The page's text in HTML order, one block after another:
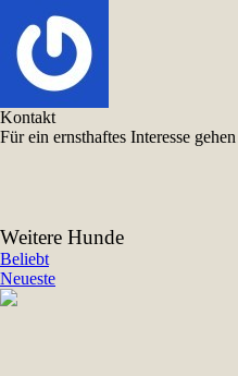
Kontakt
Für ein ernsthaftes Interesse
Weitere Hunde
Beliebt
Neueste